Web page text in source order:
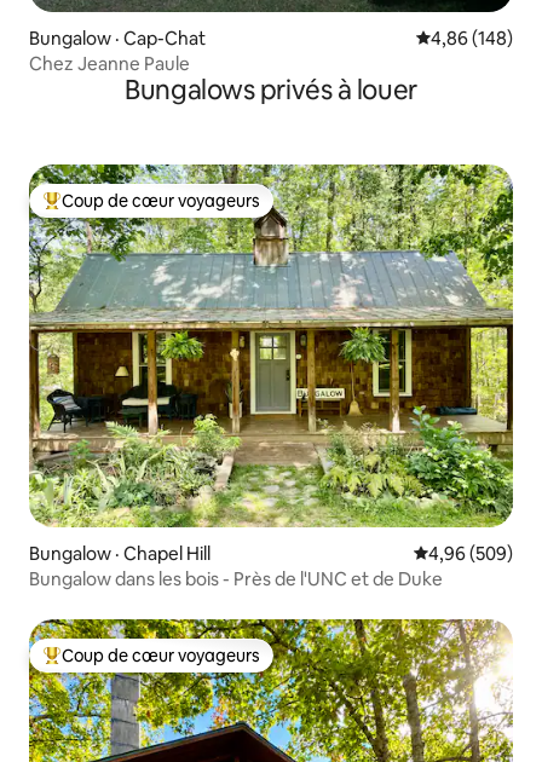
Bungalow · Cap-Chat Note
4,86 (148)
Chez Jeanne Paule
Bungalows privés à louer
Coup de cœur voyageurs parmi les plus aimés
Coup de cœur voyageurs
Bungalow · Chapel Hill Note
4,96 (509)
Bungalow dans les bois - Près de l'UNC et de Duke
Coup de cœur voyageurs parmi les plus aimés
Coup de cœur voyageurs